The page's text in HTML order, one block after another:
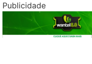
Publicidade